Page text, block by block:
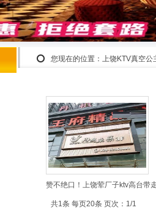
您现在的位置： 上饶KTV真空公
赞不绝口！上饶荤厂子ktv高台带
共1条 每页20条 页次：1/1